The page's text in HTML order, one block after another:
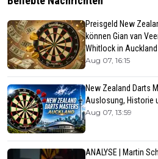
Preisgeld New
können Gian van
Whitlock in
Aug 07, 16:15
New Zealand Darts
Auslosung, Historie
Aug 07, 13:59
ANALYSE | Martin